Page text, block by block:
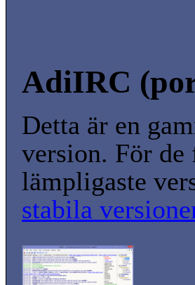
AdiIRC
Detta är en
version. För de
lämpligaste
stabila